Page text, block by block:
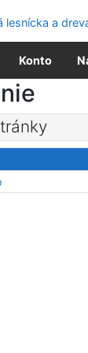
webovej
Konto